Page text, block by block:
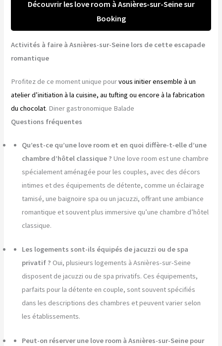
Découvrir les love room à Asnières-sur-Seine sur
Booking
Activités à faire à Asnières-sur-Seine lors de cette escapade
romantique
Profitez de ce moment unique pourvous initier ensemble à un
atelier d’initiation à la cuisine, au tufting ou encore à la fabrication
du chocolat. Diner gastronomique Balade
Questions fréquentes
Qu’est-ce qu’une love room et en quoi diffère-t-elle d’une
chambre d’hôtel classique ? Une love room est une chambre
spécialement aménagée pour les couples, avec des décors
intimes et des équipements de détente, comme un éclairage
tamisé, une baignoire spa ou un jacuzzi, offrant une ambiance
romantique et souvent plus immersive qu’une chambre d’hôtel
classique.
Les logements sont-ils équipés de jacuzzi ou de spa
privatif ? Oui, plusieurs logements à Asnières-sur-Seine
disposent de jacuzzi ou de spa privatifs. Ces équipements,
parfaits pour la détente en couple, sont souvent spécifiés
dans les descriptions des chambres et peuvent varier selon
les établissements.
Peut-on réserver une love room à Asnières-sur-Seine pour